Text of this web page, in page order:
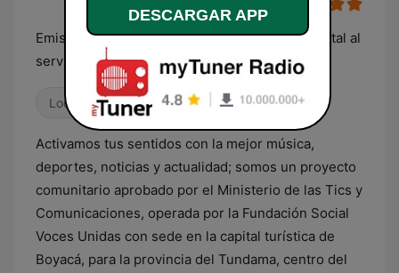
Emisora comunitaria de incidencia departamental al
servicio de la gente
Locales Latino
Activamos tus sentidos con la mejor música,
deportes, noticias y actualidad; somos un proyecto
comunitario aprobado por el Ministerio de las Tics y
Comunicaciones, operada por la Fundación Social
Voces Unidas con sede en la capital turística de
Boyacá, para la provincia del Tundama, centro del
DESCARGAR APP